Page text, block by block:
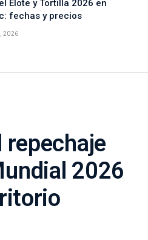
Elote y Tortilla 2026 en
fechas y precios
2026
repechaje
2026